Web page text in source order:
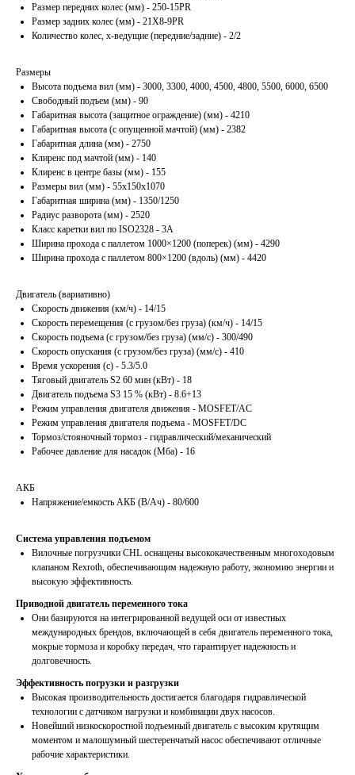
Размер передних колес (мм) - 250-15PR
Размер задних колес (мм) - 21X8-9PR
Количество колес, х-ведущие (передние/задние) - 2/2
Размеры
Высота подъема вил (мм) - 3000, 3300, 4000, 4500, 4800, 5500, 6000, 6500
Свободный подъем (мм) - 90
Габаритная высота (защитное ограждение) (мм) - 4210
Габаритная высота (с опущенной мачтой) (мм) - 2382
Габаритная длина (мм) - 2750
Клиренс под мачтой (мм) - 140
Клиренс в центре базы (мм) - 155
Размеры вил (мм) - 55x150x1070
Габаритная ширина (мм) - 1350/1250
Радиус разворота (мм) - 2520
Класс каретки вил по ISO2328 - 3А
Ширина прохода с паллетом 1000×1200 (поперек) (мм) - 4290
Ширина прохода с паллетом 800×1200 (вдоль) (мм) - 4420
Двигатель (вариативно)
Скорость движения (км/ч) - 14/15
Скорость перемещения (с грузом/без груза) (км/ч) - 14/15
Скорость подъема (с грузом/без груза) (мм/с) - 300/490
Скорость опускания (с грузом/без груза) (мм/с) - 410
Время ускорения (с) - 5.3/5.0
Тяговый двигатель S2 60 мин (кВт) - 18
Двигатель подъема S3 15 % (кВт) - 8.6+13
Режим управления двигателя движения - MOSFET/AC
Режим управления двигателя подъема - MOSFET/DC
Тормоз/стояночный тормоз - гидравлический/механический
Рабочее давление для насадок (Мба) - 16
АКБ
Напряжение/емкость АКБ (В/Ач) - 80/600
Система управления подъемом
Вилочные погрузчики CHL оснащены высококачественным многоходовым
клапаном Rexroth, обеспечивающим надежную работу, экономию энергии и
высокую эффективность.
Приводной двигатель переменного тока
Они базируются на интегрированной ведущей оси от известных
международных брендов, включающей в себя двигатель переменного тока,
мокрые тормоза и коробку передач, что гарантирует надежность и
долговечность.
Эффективность погрузки и разгрузки
Высокая производительность достигается благодаря гидравлической
технологии с датчиком нагрузки и комбинации двух насосов.
Новейший низкоскоростной подъемный двигатель с высоким крутящим
моментом и малошумный шестеренчатый насос обеспечивают отличные
рабочие характеристики.